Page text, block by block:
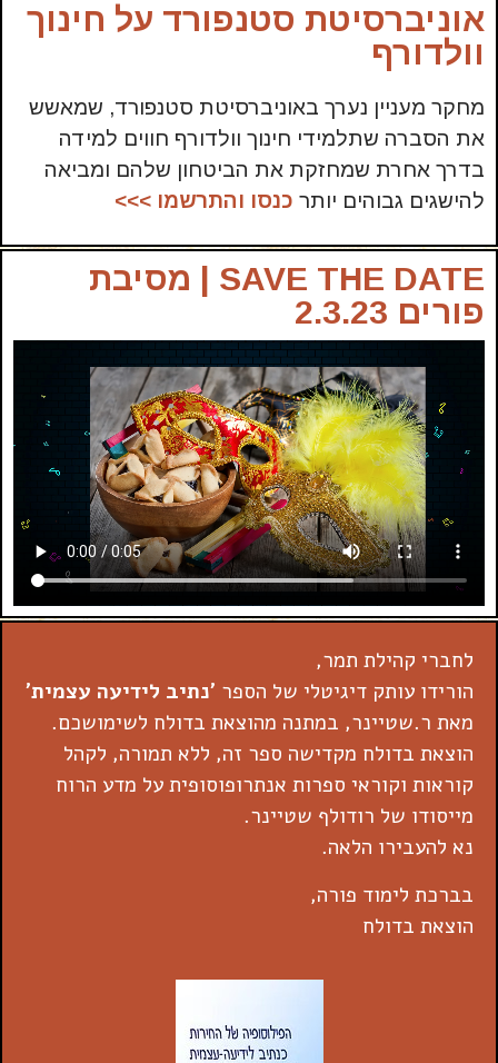
אוניברסיטת סטנפורד על חינוך
וולדורף
מחקר מעניין נערך באוניברסיטת סטנפורד, שמאשש
את הסברה שתלמידי חינוך וולדורף חווים למידה
בדרך אחרת שמחזקת את הביטחון שלהם ומביאה
להישגים גבוהים יותר כנסו והתרשמו >>>
SAVE THE DATE | מסיבת
פורים 2.3.23
לחברי קהילת תמר,
הורידו עותק דיגיטלי של הספר 'נתיב לידיעה עצמית'
מאת ר.שטיינר, במתנה מהוצאת בדולח לשימושכם.
הוצאת בדולח מקדישה ספר זה, ללא תמורה, לקהל
קוראות וקוראי ספרות אנתרופוסופית על מדע הרוח
מייסודו של רודולף שטיינר.
נא להעבירו הלאה.
בברכת לימוד פורה,
הוצאת בדולח